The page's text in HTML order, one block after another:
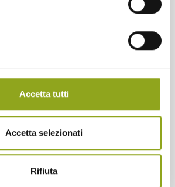
Accetta tutti
Accetta selezionati
Rifiuta
esempio di città che punta sul
d’Italia, ha bisogno di un controllo
il rumore, la qualità dell’aria, l’impatto sul